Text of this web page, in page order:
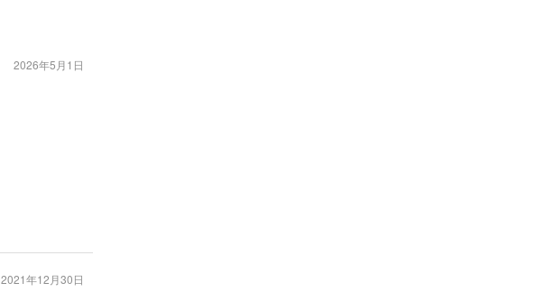
2026年5月1日
2021年12月30日